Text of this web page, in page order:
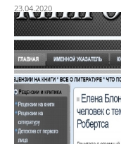
23.04.2020